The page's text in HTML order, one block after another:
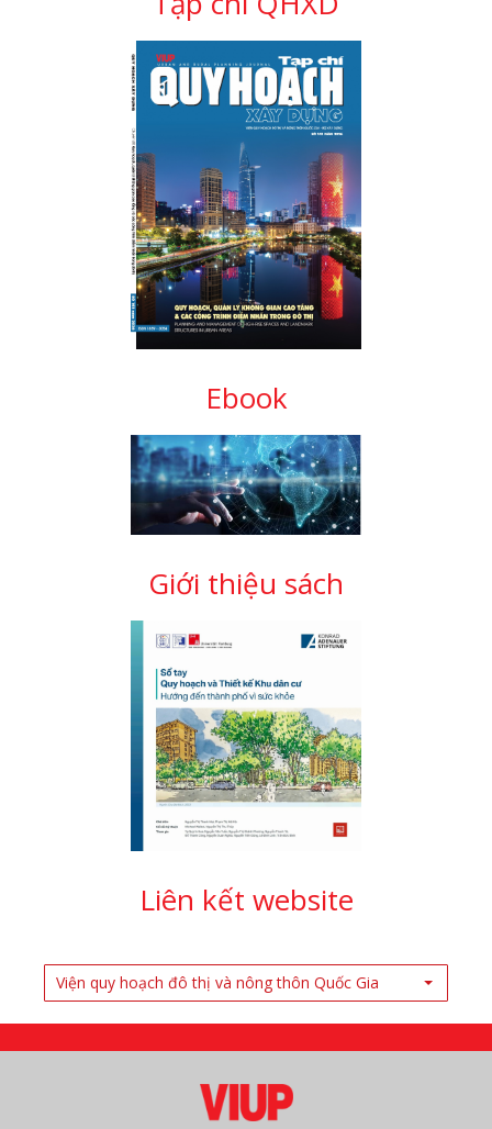
Ebook
Giới thiệu sách
Liên kết website
Viện quy hoạch đô thị và nông thôn Quốc Gia